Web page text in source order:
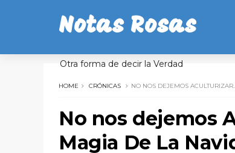
Notas Rosas
Otra forma de decir la Verdad
HOME CRÓNICAS NO NOS DEJEMOS
No nos dejemos
Magia De La